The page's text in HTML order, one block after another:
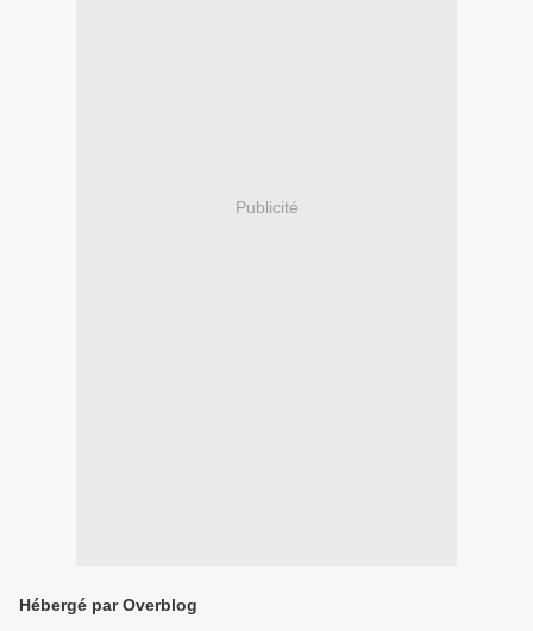
Publicité
Hébergé par Overblog